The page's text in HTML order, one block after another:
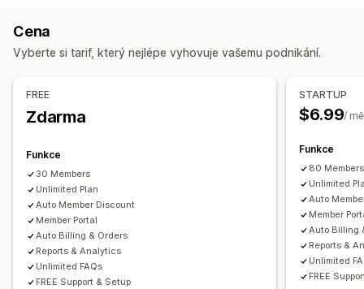
Balení s předplatným
Dynamické nacenění
Cena
Vyberte si tarif, který nejlépe vyhovuje vašemu podnikání.
FREE
Zdarma
Funkce
30 Members
Unlimited Plan
Auto Member Discount
Member Portal
Auto Billing & Orders
Reports & Analytics
Unlimited FAQs
FREE Support & Setup
STARTUP
$6.99/
Funkce
80 Members
Unlimited
Auto
Member
Auto Billing
Reports &
Unlimited
FREE